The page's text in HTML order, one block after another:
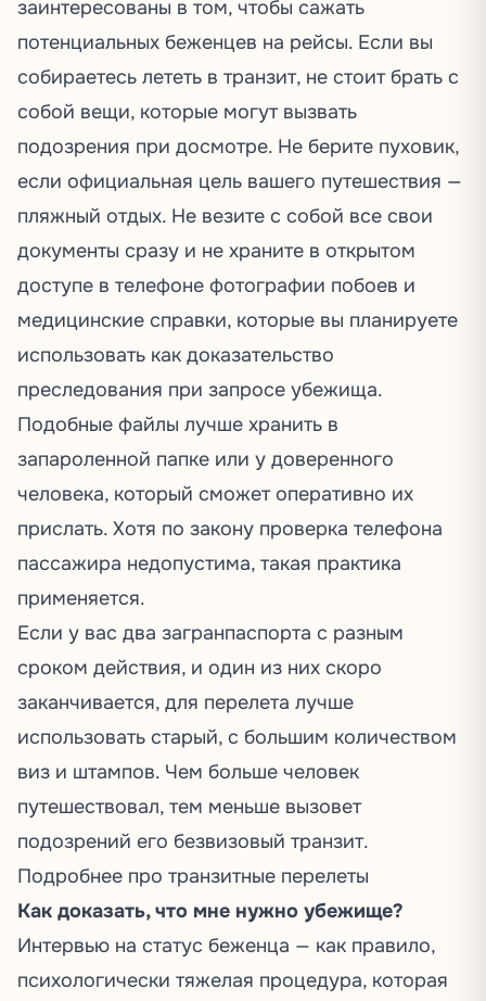
заинтересованы в том, чтобы сажать
потенциальных беженцев на рейсы. Если вы
собираетесь лететь в транзит, не стоит брать с
собой вещи, которые могут вызвать
подозрения при досмотре. Не берите пуховик,
если официальная цель вашего путешествия —
пляжный отдых. Не везите с собой все свои
документы сразу и не храните в открытом
доступе в телефоне фотографии побоев и
медицинские справки, которые вы планируете
использовать как доказательство
преследования при запросе убежища.
Подобные файлы лучше хранить в
запароленной папке или у доверенного
человека, который сможет оперативно их
прислать. Хотя по закону проверка телефона
пассажира недопустима, такая практика
применяется.
Если у вас два загранпаспорта с разным
сроком действия, и один из них скоро
заканчивается, для перелета лучше
использовать старый, с большим количеством
виз и штампов. Чем больше человек
путешествовал, тем меньше вызовет
подозрений его безвизовый транзит.
Подробнее про транзитные перелеты
Как доказать, что мне нужно убежище?
Интервью на статус беженца — как правило,
психологически тяжелая процедура, которая